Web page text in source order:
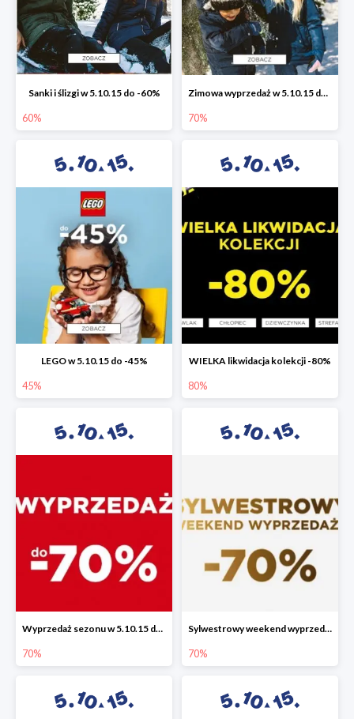
Sanki i ślizgi w 5.10.15 do -60%
60%
Zimowa wyprzedaż w 5.10.15 do -70%
70%
LEGO w 5.10.15 do -45%
45%
WIELKA likwidacja kolekcji -80%
80%
Wyprzedaż sezonu w 5.10.15 do -70%
70%
Sylwestrowy weekend wyprzedaży do -70%
70%